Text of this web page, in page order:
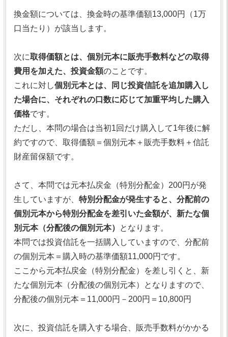
換金額については、換金時の基準価額13,000円（1万
口当たり）が該当します。
次に取得価額とは、個別元本に販売手数料などの取得
費用を加えた、投資金額のことです。
これに対し個別元本とは、同じ投資信託を追加購入し
た場合に、それぞれの口数に応じて加重平均した購入
価格です。
ただし、本問の場合は当初1回だけ購入して1年後に解
約ですので、取得価額＝個別元本＋販売手数料＋信託
財産留保額です。
さて、本問では元本払戻金（特別分配金）200円が発
生していますが、 特別分配金が発生すると、分配前の
個別元本から特別分配金を差引いた金額が、新たな個
別元本（分配後の個別元本）
となります。
本問では投資信託を一括購入していますので、分配前
の個別元本＝購入時の基準価額11,000円です。
ここから元本払戻金（特別分配金）を差し引くと、新
たな個別元本（分配後の個別元本）となりますので、
分配後の個別元本＝11,000円－200円＝10,800円
次に、投資信託を購入する場合、販売手数料がかかる